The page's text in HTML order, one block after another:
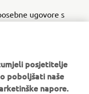
ugovore s
na RIB tržištu.
graditeljima brodova
elemente koje
posjetitelje
poboljšati naše
napore.